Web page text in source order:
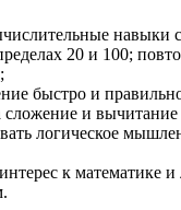
навыки
20 и 100;
быстро и
и вычитание
логическое
к математике